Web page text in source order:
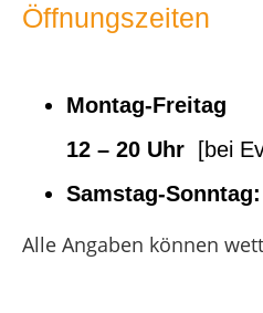
Öffnungszeiten
Montag-Freitag
12 – 20 Uhr
[bei
Samstag-Sonntag:
Alle Angaben können